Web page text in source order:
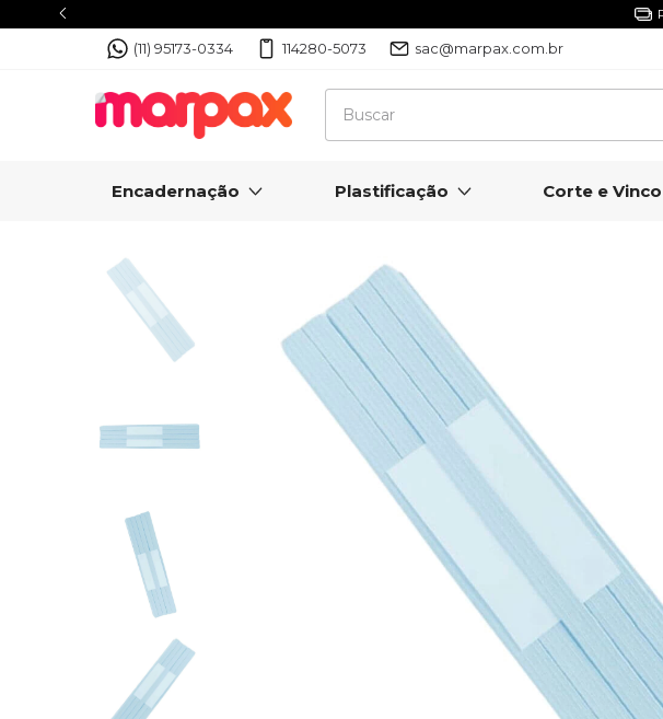
(11) 95173-0334 114280-5073 sac@marpax.com.br
Encadernação Plastificação Corte e Vinco